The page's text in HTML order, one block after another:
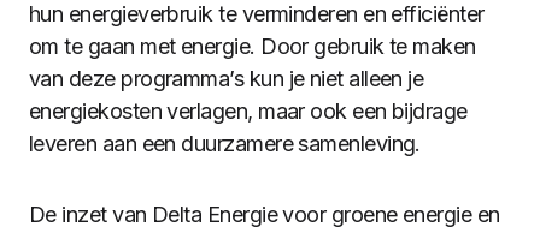
hun energieverbruik te verminderen en efficiënter
om te gaan met energie. Door gebruik te maken
van deze programma’s kun je niet alleen je
energiekosten verlagen, maar ook een bijdrage
leveren aan een duurzamere samenleving.
De inzet van Delta Energie voor groene energie en